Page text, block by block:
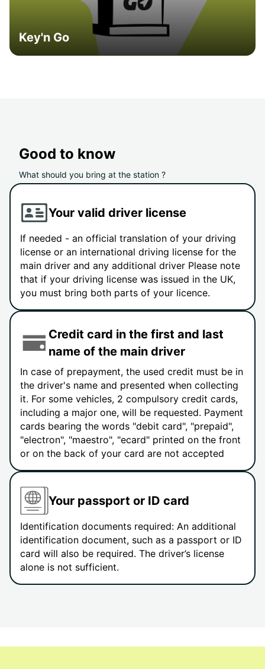
Key'n Go
Good to know
What should you bring at the station ?
Your valid driver license
If needed - an official translation of your driving
license or an international driving license for the
main driver and any additional driver Please note
that if your driving license was issued in the UK,
you must bring both parts of your licence.
Credit card in the first and last
name of the main driver
In case of prepayment, the used credit must be in
the driver's name and presented when collecting
it. For some vehicles, 2 compulsory credit cards,
including a major one, will be requested. Payment
cards bearing the words "debit card", "prepaid",
"electron", "maestro", "ecard" printed on the front
or on the back of your card are not accepted
Your passport or ID card
Identification documents required: An additional
identification document, such as a passport or ID
card will also be required. The driver’s license
alone is not sufficient.